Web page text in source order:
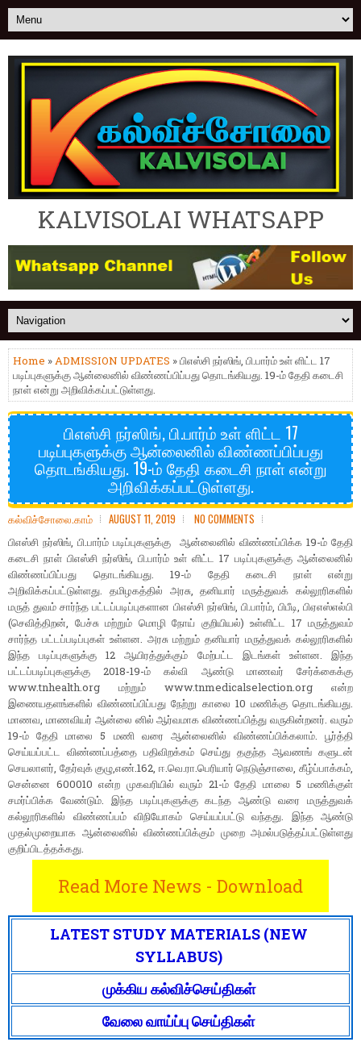
KALVISOLAI WHATSAPP
Home »ADMISSION UPDATES » பிஎஸ்சி நர்ஸிங், பி.பார்ம் உள் ளிட்ட 17
படிப்புகளுக்கு ஆன்லைனில் விண்ணப்பிப்பது தொடங்கியது. 19-ம் தேதி கடைசி
நாள் என்று அறிவிக்கப்பட்டுள்ளது.
பிஎஸ்சி நர்ஸிங், பி.பார்ம் உள் ளிட்ட 17
படிப்புகளுக்கு ஆன்லைனில் விண்ணப்பிப்பது
தொடங்கியது. 19-ம் தேதி கடைசி நாள் என்று
அறிவிக்கப்பட்டுள்ளது.
கல்விச்சோலை.காம் AUGUST 11, 2019 NO COMMENTS
பிஎஸ்சி நர்ஸிங், பி.பார்ம் படிப்புகளுக்கு ஆன்லைனில் விண்ணப்பிக்க 19-ம் தேதி
கடைசி நாள் பிஎஸ்சி நர்ஸிங், பி.பார்ம் உள் ளிட்ட 17 படிப்புகளுக்கு ஆன்லைனில்
விண்ணப்பிப்பது தொடங்கியது. 19-ம் தேதி கடைசி நாள் என்று
அறிவிக்கப்பட்டுள்ளது. தமிழகத்தில் அரசு, தனியார் மருத்துவக் கல்லூரிகளில்
மருத் துவம் சார்ந்த பட்டப்படிப்புகளான பிஎஸ்சி நர்ஸிங், பி.பார்ம், பிபீடி, பிஏஎஸ்எல்பி
(செவித்திறன், பேச்சு மற்றும் மொழி நோய் குறியியல்) உள்ளிட்ட 17 மருத்துவம்
சார்ந்த பட்டப்படிப்புகள் உள்ளன. அரசு மற்றும் தனியார் மருத்துவக் கல்லூரிகளில்
இந்த படிப்புகளுக்கு 12 ஆயிரத்துக்கும் மேற்பட்ட இடங்கள் உள்ளன. இந்த
பட்டப்படிப்புகளுக்கு 2018-19-ம் கல்வி ஆண்டு மாணவர் சேர்க்கைக்கு
www.tnhealth.org மற்றும் www.tnmedicalselection.org என்ற
இணையதளங்களில் விண்ணப்பிப்பது நேற்று காலை 10 மணிக்கு தொடங்கியது.
மாணவ, மாணவியர் ஆன்லை னில் ஆர்வமாக விண்ணப்பித்து வருகின்றனர். வரும்
19-ம் தேதி மாலை 5 மணி வரை ஆன்லைனில் விண்ணப்பிக்கலாம். பூர்த்தி
செய்யப்பட்ட விண்ணப்பத்தை பதிவிறக்கம் செய்து தகுந்த ஆவணங் களுடன்
செயலாளர், தேர்வுக் குழு,எண்.162, ஈ.வெ.ரா.பெரியார் நெடுஞ்சாலை, கீழ்ப்பாக்கம்,
சென்னை 600010 என்ற முகவரியில் வரும் 21-ம் தேதி மாலை 5 மணிக்குள்
சமர்ப்பிக்க வேண்டும். இந்த படிப்புகளுக்கு கடந்த ஆண்டு வரை மருத்துவக்
கல்லூரிகளில் விண்ணப்பம் விநியோகம் செய்யப்பட்டு வந்தது. இந்த ஆண்டு
முதல்முறையாக ஆன்லைனில் விண்ணப்பிக்கும் முறை அமல்படுத்தப்பட்டுள்ளது
குறிப்பிடத்தக்கது.
Read More News - Download
LATEST STUDY MATERIALS (NEW
SYLLABUS)
முக்கிய கல்விச்செய்திகள்
வேலை வாய்ப்பு செய்திகள்